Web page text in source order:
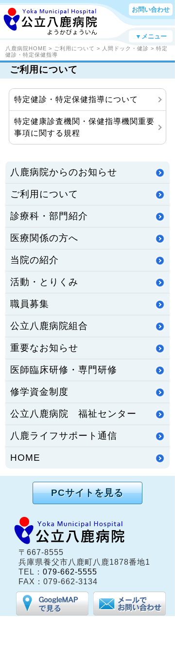
お問い合わせ
▼メニュー
八鹿病院HOME > ご利用について > 人間ドック・健診 > 特定
健診・特定保健指導
ご利用について
特定健診・特定保健指導について
特定健康診査機関・保健指導機関重要
事項に関する規程
八鹿病院からのお知らせ
ご利用について
診療科・部門紹介
医療関係の方へ
当院の紹介
活動・とりくみ
職員募集
公立八鹿病院組合
重要なお知らせ
医師臨床研修・専門研修
修学資金制度
公立八鹿病院 福祉センター
八鹿ライフサポート通信
HOME
PCサイトを見る
〒667-8555
兵庫県養父市八鹿町八鹿1878番地1
TEL： 079-662-5555
FAX：079-662-3134